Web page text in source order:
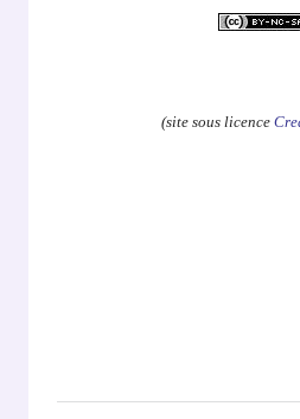
(site sous licence